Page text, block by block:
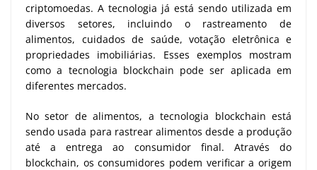
criptomoedas. A tecnologia já está sendo utilizada em
diversos setores, incluindo o rastreamento de
alimentos, cuidados de saúde, votação eletrônica e
propriedades imobiliárias. Esses exemplos mostram
como a tecnologia blockchain pode ser aplicada em
diferentes mercados.
No setor de alimentos, a tecnologia blockchain está
sendo usada para rastrear alimentos desde a produção
até a entrega ao consumidor final. Através do
blockchain, os consumidores podem verificar a origem